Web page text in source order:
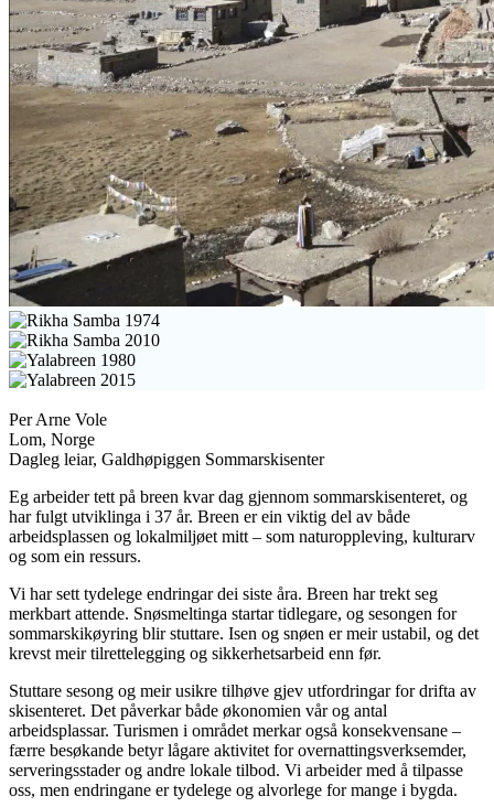
Per Arne Vole
Lom, Norge
Dagleg leiar, Galdhøpiggen Sommarskisenter
Eg arbeider tett på breen kvar dag gjennom sommarskisenteret, og
har fulgt utviklinga i 37 år. Breen er ein viktig del av både
arbeidsplassen og lokalmiljøet mitt – som naturoppleving, kulturarv
og som ein ressurs.
Vi har sett tydelege endringar dei siste åra. Breen har trekt seg
merkbart attende. Snøsmeltinga startar tidlegare, og sesongen for
sommarskikøyring blir stuttare. Isen og snøen er meir ustabil, og det
krevst meir tilrettelegging og sikkerhetsarbeid enn før.
Stuttare sesong og meir usikre tilhøve gjev utfordringar for drifta av
skisenteret. Det påverkar både økonomien vår og antal
arbeidsplassar. Turismen i området merkar også konsekvensane –
færre besøkande betyr lågare aktivitet for overnattingsverksemder,
serveringsstader og andre lokale tilbod. Vi arbeider med å tilpasse
oss, men endringane er tydelege og alvorlege for mange i bygda.